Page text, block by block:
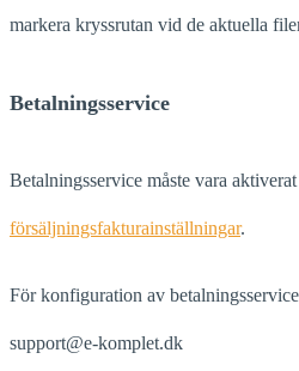
markera kryssrutan vid de aktuella
Betalningsservice
Betalningsservice måste vara
försäljningsfakturainställningar.
För konfiguration av
support@e-komplet.dk